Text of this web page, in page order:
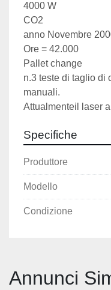
4000 W
CO2
anno Novembre
Ore = 42.000
Pallet change
n.3 teste di taglio di
manuali.
Attualmenteil laser
Specifiche
Produttore
Modello
Condizione
Annunci